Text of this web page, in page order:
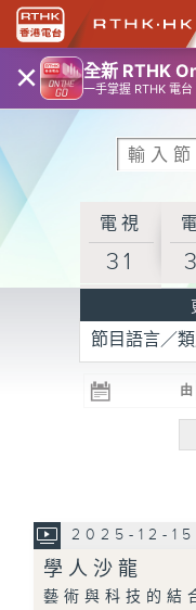
× 全新 RTHK
一手掌握 RTHK 電台
電視
31
R3
電台
節目語言／
由
2025-12-15
學人沙龍
藝術與科技的結